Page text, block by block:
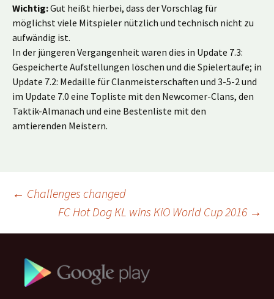
Wichtig:Gut heißt hierbei, dass der Vorschlag für
möglichst viele Mitspieler nützlich und technisch nicht zu
aufwändig ist.
In der jüngeren Vergangenheit waren dies in Update 7.3:
Gespeicherte Aufstellungen löschen und die Spielertaufe; in
Update 7.2: Medaille für Clanmeisterschaften und 3-5-2 und
im Update 7.0 eine Topliste mit den Newcomer-Clans, den
Taktik-Almanach und eine Bestenliste mit den
amtierenden Meistern.
Beitragsnavigation
← Challenges changed
FC Hot Dog KL wins KiO World Cup 2016 →